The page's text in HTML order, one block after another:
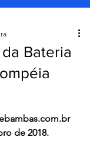
Bateria
de 2018.